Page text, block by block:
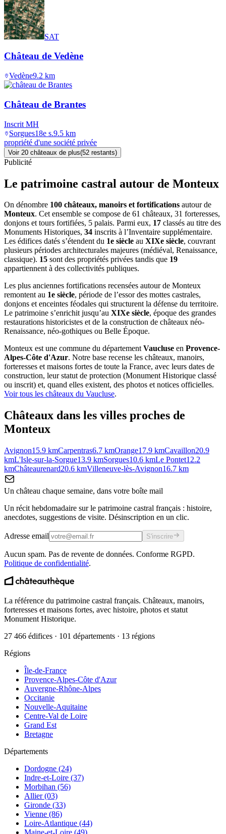
SAT
Château de Vedène
Vedène9.2 km
Château de Brantes
Inscrit MH
Sorgues18e s.9.5 km
propriété d'une société privée
Voir 20 châteaux de plus(52 restants)
Publicité
Le patrimoine castral autour de Monteux
On dénombre 100 châteaux, manoirs et fortifications autour de
Monteux. Cet ensemble se compose de 61 châteaux, 31 forteresses,
donjons et tours fortifiées, 5 palais. Parmi eux, 17 classés au titre des
Monuments Historiques, 34 inscrits à l’Inventaire supplémentaire.
Les édifices datés s’étendent du 1e siècle au XIXe siècle, couvrant
plusieurs périodes architecturales majeures (médiéval, Renaissance,
classique). 15 sont des propriétés privées tandis que 19
appartiennent à des collectivités publiques.
Les plus anciennes fortifications recensées autour de Monteux
remontent au 1e siècle, période de l’essor des mottes castrales,
donjons et enceintes féodales qui structurent la défense du territoire.
Le patrimoine s’enrichit jusqu’au XIXe siècle, époque des grandes
restaurations historicistes et de la construction de châteaux néo-
Renaissance, néo-gothiques ou Belle Époque.
Monteux est une commune du départementVaucluse en Provence-
Alpes-Côte d'Azur. Notre base recense les châteaux, manoirs,
forteresses et maisons fortes de toute la France, avec leurs dates de
construction, leur statut de protection (Monument Historique classé
ou inscrit) et, quand elles existent, des photos et notices officielles.
Voir tous les châteaux du Vaucluse.
Châteaux dans les villes proches de
Monteux
Avignon15.9 kmCarpentras6.7 kmOrange17.9 kmCavaillon20.9
kmL'Isle-sur-la-Sorgue13.9 kmSorgues10.6 kmLe Pontet12.2
kmChâteaurenard20.6 kmVilleneuve-lès-Avignon16.7 km
Un château chaque semaine, dans votre boîte mail
Un récit hebdomadaire sur le patrimoine castral français : histoire,
anecdotes, suggestions de visite. Désinscription en un clic.
Adresse email S'inscrire
Aucun spam. Pas de revente de données. Conforme RGPD.
Politique de confidentialité.
La référence du patrimoine castral français. Châteaux, manoirs,
forteresses et maisons fortes, avec histoire, photos et statut
Monument Historique.
27 466 édifices · 101 départements · 13 régions
Régions
Île-de-France
Provence-Alpes-Côte d'Azur
Auvergne-Rhône-Alpes
Occitanie
Nouvelle-Aquitaine
Centre-Val de Loire
Grand Est
Bretagne
Départements
Dordogne (24)
Indre-et-Loire (37)
Morbihan (56)
Allier (03)
Gironde (33)
Vienne (86)
Loire-Atlantique (44)